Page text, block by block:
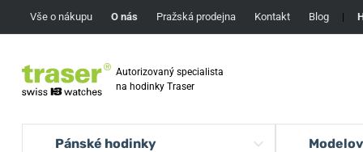
Vše o nákupu O nás Pražská prodejna Kontakt Blog |
Autorizovaný specialista
na hodinky Traser
Pánské hodinky